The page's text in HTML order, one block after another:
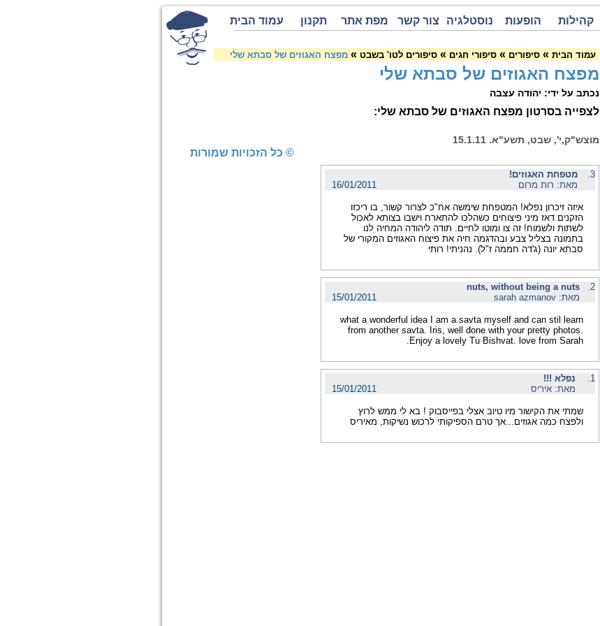
קהילות הופעות נוסטלגיה צור קשר מפת אתר תקנון עמוד הבית
עמוד הבית » סיפורים » סיפורי חגים » סיפורים לטו' בשבט » מפצח האגוזים של סבתא שלי
מפצח האגוזים של סבתא שלי
נכתב על ידי: יהודה עצבה
לצפייה בסרטון מפצח האגוזים של סבתא שלי:
© כל הזכויות שמורות
מוצש"ק,י', שבט, תשע"א. 15.1.11
3.
מטפחת האגוזים!
מאת: רות מרום
16/01/2011
איזה זיכרון נפלא! המטפחת שימשה אח"כ לצרור קשור, בו ריכזו
הזקנים דאז מיני פיצוחים כשהלכו להתארח וישבו בצותא לאכול
לשתות ולשמוח! זה צו ומוטו לחיים. תודה ליהודה המחיה לנו
בתמונה בצליל צבע ובהדגמה חיה את פיצוח האגוזים המקורי של
סבתא יונה (ג'דה חממה ז"ל). נהניתי! רותי
2.
nuts, without being a nuts
מאת: sarah azmanov
15/01/2011
what a wonderful idea I am a savta myself and can stil learn
from another savta. Iris, well done with your pretty photos.
Enjoy a lovely Tu Bishvat. love from Sarah.
1.
נפלא !!!
מאת: איריס
15/01/2011
שמתי את הקישור מיו טיוב אצלי בפייסבוק ! בא לי ממש לרוץ
ולפצח כמה אגוזים...אך טרם הספיקותי לרכוש נשיקות, מאיריס